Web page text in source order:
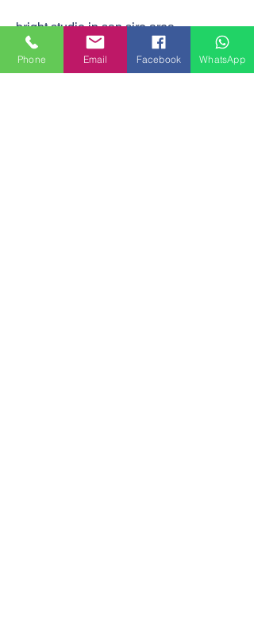
bright studio in san siro area
Price: € 140,000
ALTRI APPARTAMENTI LIBERI
Phone Email Facebook WhatsApp